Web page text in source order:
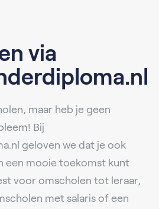
via
maar heb je geen
Bij
geloven we dat je ook
een mooie toekomst kunt
voor omscholen tot leraar,
met salaris of een